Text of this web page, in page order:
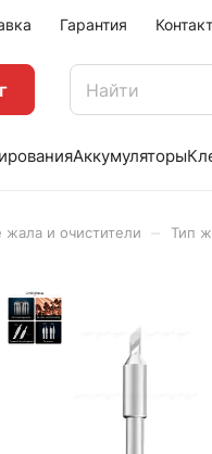
Гарантия
Аккумуляторы
жала и очистители Тип